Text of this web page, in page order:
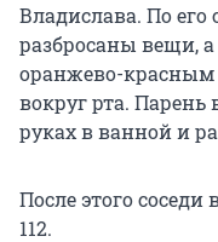
Владислава. По
разбросаны вещи,
оранжево-
вокруг рта.
руках в ванной и
После этого
112.